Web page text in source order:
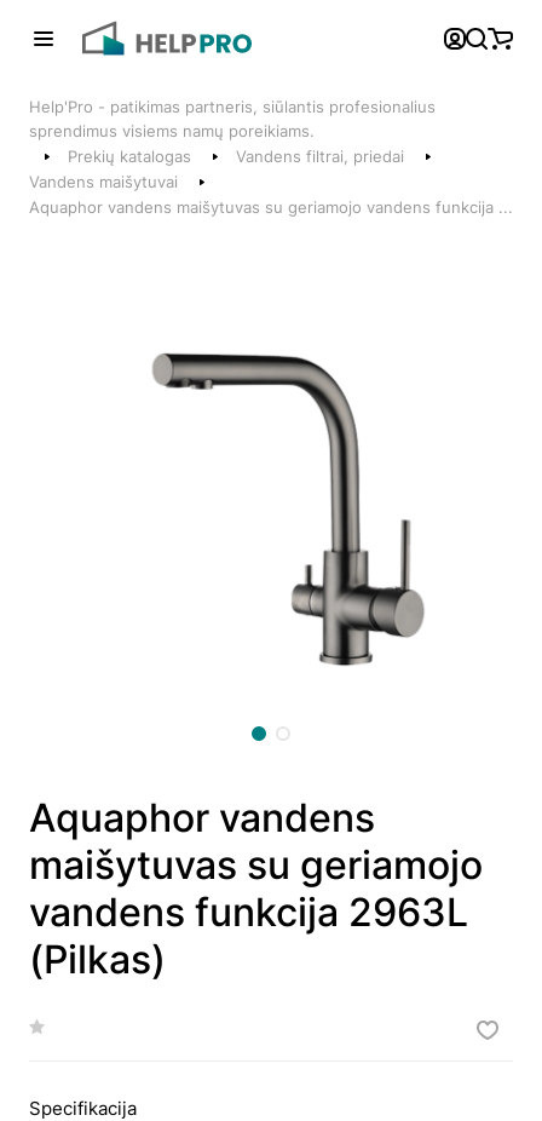
Telefonai
+370 600 74008
Klientų aptarnavimo skyrius
Help'Pro - patikimas partneris, siūlantis profesionalius
sprendimus visiems namų poreikiams.
Prekių katalogas
Vandens filtrai, priedai
Vandens maišytuvai
Aquaphor vandens maišytuvas su geriamojo vandens funkcija ...
Aquaphor vandens
maišytuvas su geriamojo
vandens funkcija 2963L
(Pilkas)
Specifikacija